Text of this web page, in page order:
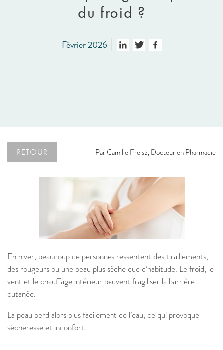
du froid ?
Février 2026
RETOUR ParCamille Freisz, Docteur en Pharmacie
En hiver, beaucoup de personnes ressentent des tiraillements,
des rougeurs ou une peau plus sèche que d’habitude. Le froid, le
vent et le chauffage intérieur peuvent fragiliser la barrière
cutanée.
La peau perd alors plus facilement de l’eau, ce qui provoque
sécheresse et inconfort.